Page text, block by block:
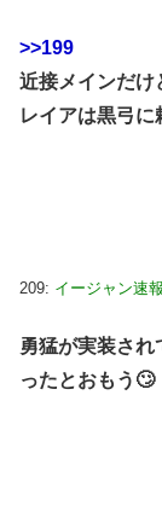
>>199
近接メインだけ
レイアは黒弓に
209: イージャン速報
勇猛が実装さ
ったとおもう🙄